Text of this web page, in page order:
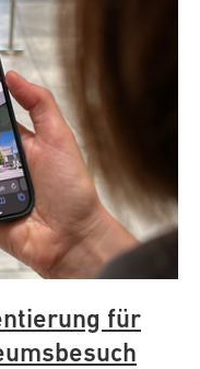
uns wichtig!
unser